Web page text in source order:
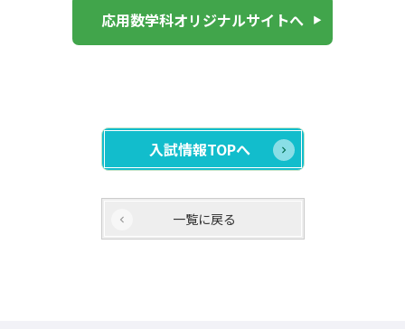
応用数学科オリジナルサイトへ
入試情報TOPへ
一覧に戻る